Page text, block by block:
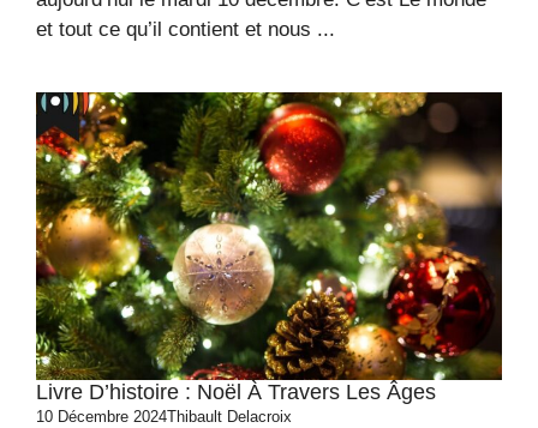
et tout ce qu’il contient et nous ...
Livre D’histoire : Noël À Travers Les Âges
10 Décembre 2024Thibault Delacroix